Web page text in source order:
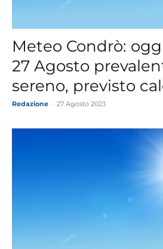
Meteo Condrò:
27 Agosto
sereno, previsto
Redazione 27 Agosto 2023